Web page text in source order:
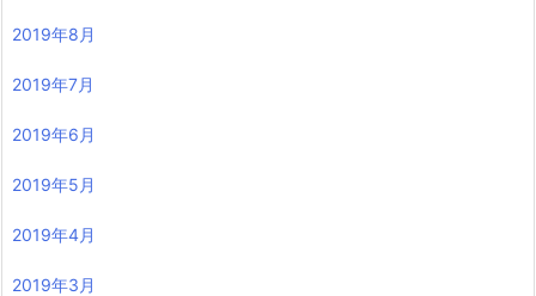
2019年8月
2019年7月
2019年6月
2019年5月
2019年4月
2019年3月